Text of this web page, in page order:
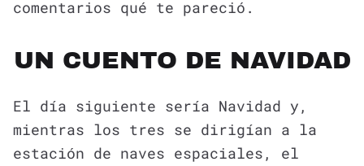
comentarios qué te pareció.
UN CUENTO DE NAVIDAD
El día siguiente sería Navidad y,
mientras los tres se dirigían a la
estación de naves espaciales, el